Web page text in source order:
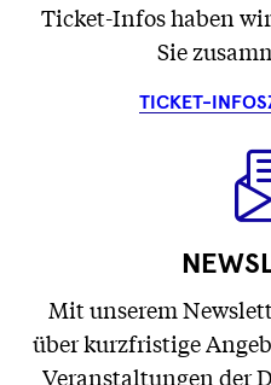
Ticket-Infos haben
Sie
TICKET-INFOS
Mit unserem
über kurzfristige
Veranstaltungen der